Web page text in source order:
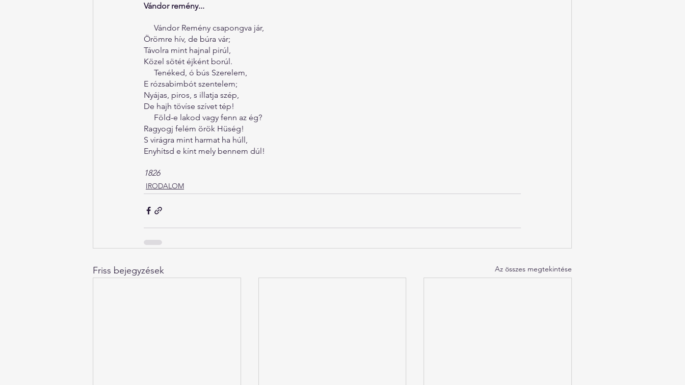
Vándor remény...
     Vándor Remény csapongva jár,
Örömre hív, de búra vár;
Távolra mint hajnal pirúl,
Közel sötét éjként borúl.
     Tenéked, ó bús Szerelem,
E rózsabimbót szentelem;
Nyájas, piros, s illatja szép,
De hajh tövíse szívet tép!
     Föld-e lakod vagy fenn az ég?
Ragyogj felém örök Hüség!
S virágra mint harmat ha húll,
Enyhítsd e kínt mely bennem dúl!
1826
IRODALOM
Friss bejegyzések Az összes megtekintése